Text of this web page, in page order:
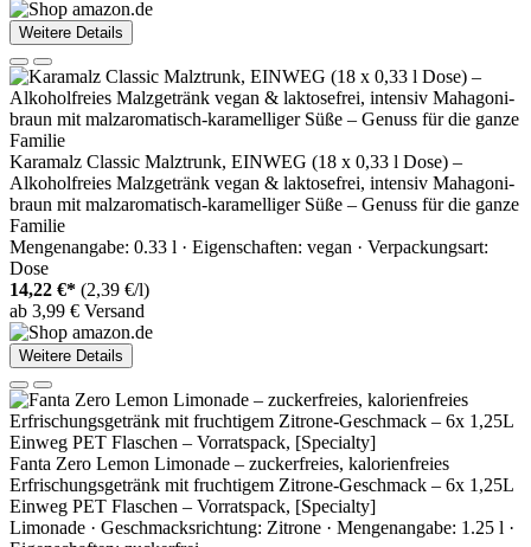
Weitere Details
Karamalz Classic Malztrunk, EINWEG (18 x 0,33 l Dose) –
Alkoholfreies Malzgetränk vegan & laktosefrei, intensiv Mahagoni-
braun mit malzaromatisch-karamelliger Süße – Genuss für die ganze
Familie
Mengenangabe: 0.33 l · Eigenschaften: vegan · Verpackungsart:
Dose
14,22 €* (2,39 €/l)
ab 3,99 € Versand
Weitere Details
Fanta Zero Lemon Limonade – zuckerfreies, kalorienfreies
Erfrischungsgetränk mit fruchtigem Zitrone-Geschmack – 6x 1,25L
Einweg PET Flaschen – Vorratspack, [Specialty]
Limonade · Geschmacksrichtung: Zitrone · Mengenangabe: 1.25 l ·